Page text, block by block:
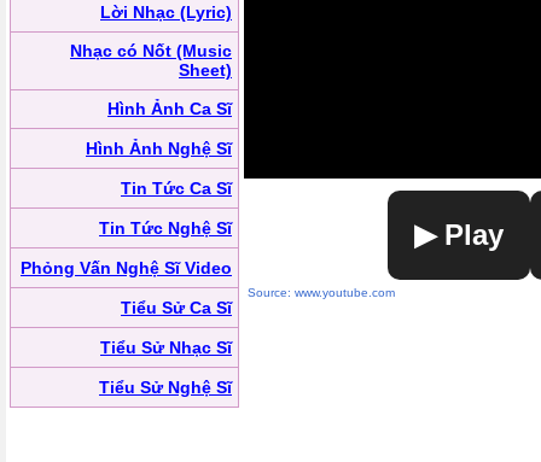
Lời Nhạc (Lyric)
Nhạc có Nốt (Music
Sheet)
Hình Ảnh Ca Sĩ
Hình Ảnh Nghệ Sĩ
Tin Tức Ca Sĩ
Tin Tức Nghệ Sĩ
Phỏng Vấn Nghệ Sĩ Video
Tiểu Sử Ca Sĩ
Tiểu Sử Nhạc Sĩ
Tiểu Sử Nghệ Sĩ
▶ Play
Source: www.youtube.com